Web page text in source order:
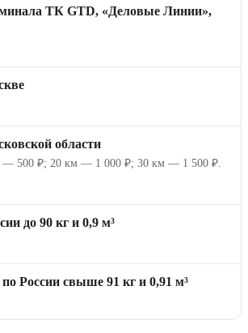
ТК GTD, «Деловые Линии»,
области
500 ₽; 20 км — 1 000 ₽; 30 км — 1 500 ₽.
до 90 кг и 0,9 м³
по России свыше 91 кг и 0,91 м³